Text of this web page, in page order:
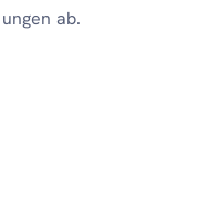
ab.